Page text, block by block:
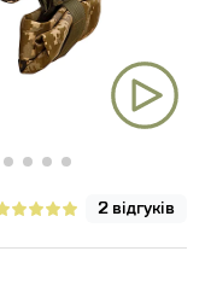
2 відгуків